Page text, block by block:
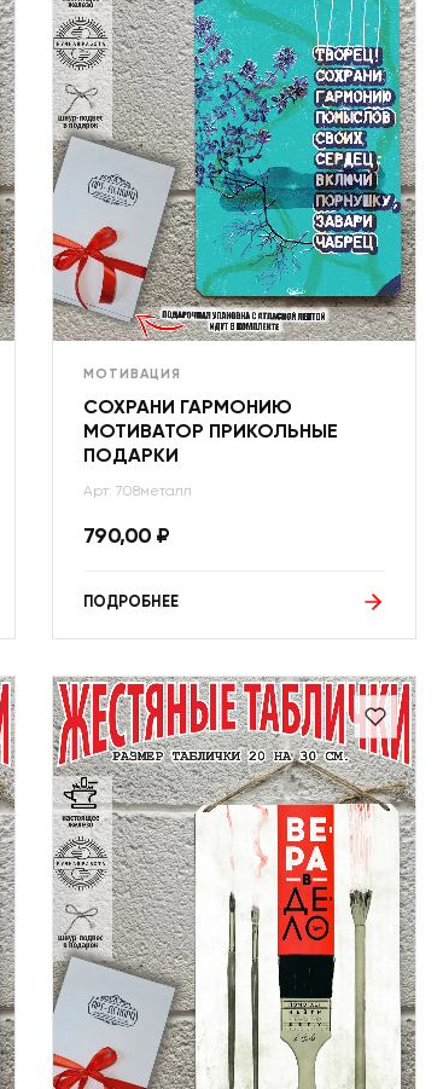
МОТИВАЦИЯ
СОХРАНИ ГАРМОНИЮ
МОТИВАТОР ПРИКОЛЬНЫЕ
ПОДАРКИ
Арт: 708металл
790,00 ₽
ПОДРОБНЕЕ